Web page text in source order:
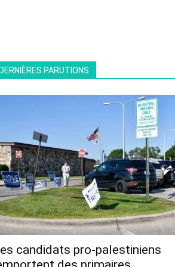
PARUTIONS
candidats pro-palestiniens